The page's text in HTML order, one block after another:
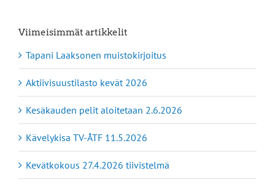
Viimeisimmät artikkelit
Tapani Laaksonen muistokirjoitus
Aktiivisuustilasto kevät 2026
Kesäkauden pelit aloitetaan 2.6.2026
Kävelykisa TV-ÅTF 11.5.2026
Kevätkokous 27.4.2026 tiivistelmä